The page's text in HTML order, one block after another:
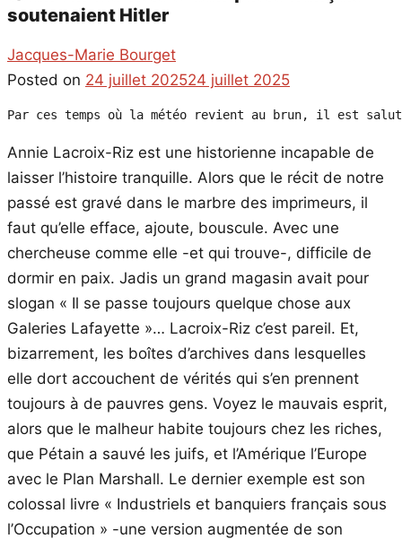
soutenaient Hitler
Jacques-Marie Bourget
Posted on 24 juillet 202524 juillet 2025
Par ces temps où la météo revient au brun, il est
Annie Lacroix-Riz est une historienne incapable de
laisser l’histoire tranquille. Alors que le récit de notre
passé est gravé dans le marbre des imprimeurs, il
faut qu’elle efface, ajoute, bouscule. Avec une
chercheuse comme elle -et qui trouve-, difficile de
dormir en paix. Jadis un grand magasin avait pour
slogan « Il se passe toujours quelque chose aux
Galeries Lafayette »… Lacroix-Riz c’est pareil. Et,
bizarrement, les boîtes d’archives dans lesquelles
elle dort accouchent de vérités qui s’en prennent
toujours à de pauvres gens. Voyez le mauvais esprit,
alors que le malheur habite toujours chez les riches,
que Pétain a sauvé les juifs, et l’Amérique l’Europe
avec le Plan Marshall. Le dernier exemple est son
colossal livre « Industriels et banquiers français sous
l’Occupation » -une version augmentée de son